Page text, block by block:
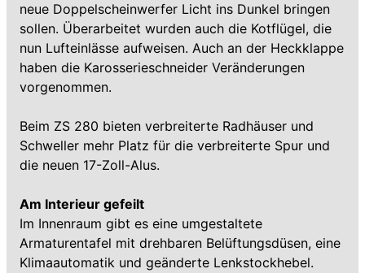
neue Doppelscheinwerfer Licht ins Dunkel bringen
sollen. Überarbeitet wurden auch die Kotflügel, die
nun Lufteinlässe aufweisen. Auch an der Heckklappe
haben die Karosserieschneider Veränderungen
vorgenommen.
Beim ZS 280 bieten verbreiterte Radhäuser und
Schweller mehr Platz für die verbreiterte Spur und
die neuen 17-Zoll-Alus.
Am Interieur gefeilt
Im Innenraum gibt es eine umgestaltete
Armaturentafel mit drehbaren Belüftungsdüsen, eine
Klimaautomatik und geänderte Lenkstockhebel.